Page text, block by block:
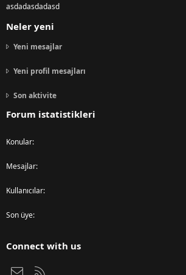
asdadasdadasd
Neler yeni
Yeni mesajlar
Yeni profil mesajları
Son aktivite
Forum istatistikleri
Konular
Mesajlar
Kullanıcılar
Son üye
Connect with us
Bize ulaşın